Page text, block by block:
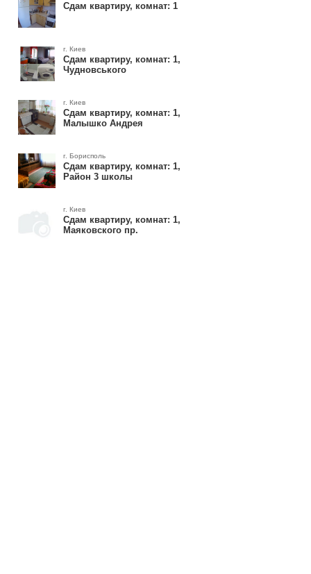
Сдам квартиру, комнат: 1
г. Киев
Сдам квартиру, комнат: 1,
Чудновського
г. Киев
Сдам квартиру, комнат: 1,
Малышко Андрея
г. Борисполь
Сдам квартиру, комнат: 1,
Район 3 школы
г. Киев
Сдам квартиру, комнат: 1,
Маяковского пр.